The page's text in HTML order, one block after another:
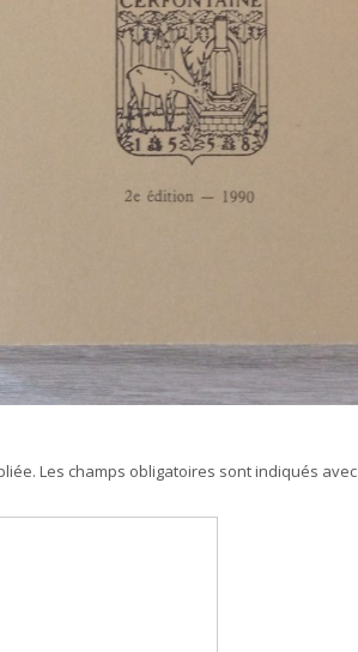
Les champs obligatoires sont indiqués avec